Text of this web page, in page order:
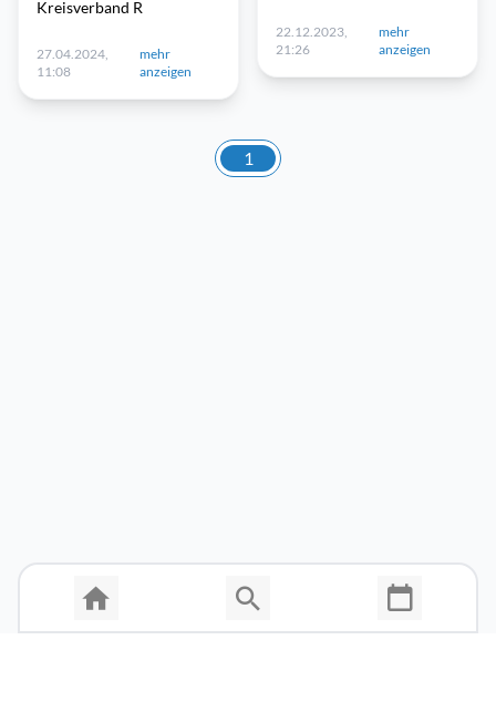
Kreisverband R
27.04.2024,
11:08
mehr
anzeigen
22.12.2023,
21:26
mehr
anzeigen
1